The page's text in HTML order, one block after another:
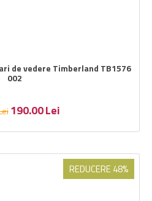
de vedere Timberland TB1576
002
190.00Lei
REDUCERE 48%